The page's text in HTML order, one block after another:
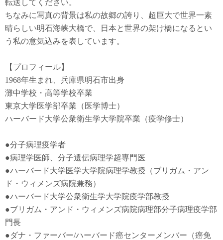
転送してください。
ちなみに写真の背景は私の故郷の誇り、超巨大で世界一素
晴らしい明石海峡大橋で、日本と世界の架け橋になるとい
う私の意気込みを表しています。
【プロフィール】
1968年生まれ、兵庫県明石市出身
灘中学校・高等学校卒業
東京大学医学部卒業（医学博士）
ハーバード大学公衆衛生学大学院卒業（疫学修士）
●分子病理疫学者
●病理学医師、分子遺伝病理学超専門医
●ハーバード大学医学大学院病理学教授（ブリガム・アン
ド・ウィメンズ病院兼務）
●ハーバード大学公衆衛生学大学院疫学部教授
●ブリガム・アンド・ウィメンズ病院病理部分子病理疫学部
門長
●ダナ・ファーバー/ハーバード癌センターメンバー（癌免